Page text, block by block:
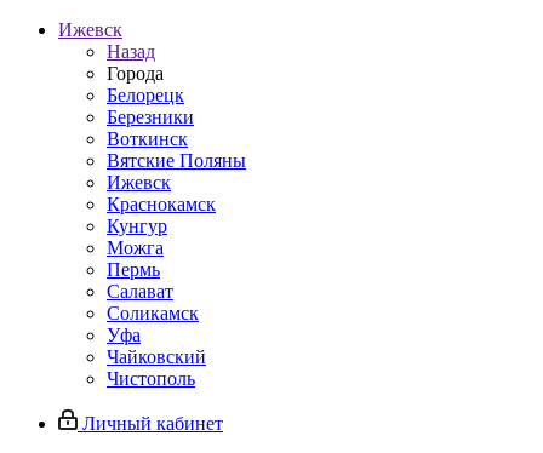
Ижевск
Назад
Города
Белорецк
Березники
Воткинск
Вятские Поляны
Ижевск
Краснокамск
Кунгур
Можга
Пермь
Салават
Соликамск
Уфа
Чайковский
Чистополь
Личный кабинет